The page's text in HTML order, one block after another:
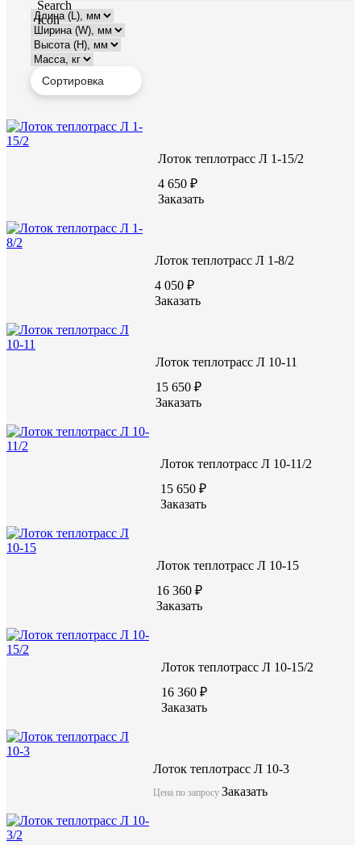
ВИДЕО С ЗАВОДА
Лоток теплотрасс Л 1-15/2
4 650 ₽
Заказать
Лоток теплотрасс Л 1-8/2
4 050 ₽
Заказать
Лоток теплотрасс Л 10-11
15 650 ₽
Заказать
Лоток теплотрасс Л 10-11/2
15 650 ₽
Заказать
Лоток теплотрасс Л 10-15
16 360 ₽
Заказать
Лоток теплотрасс Л 10-15/2
16 360 ₽
Заказать
Лоток теплотрасс Л 10-3
Цена по запросу Заказать